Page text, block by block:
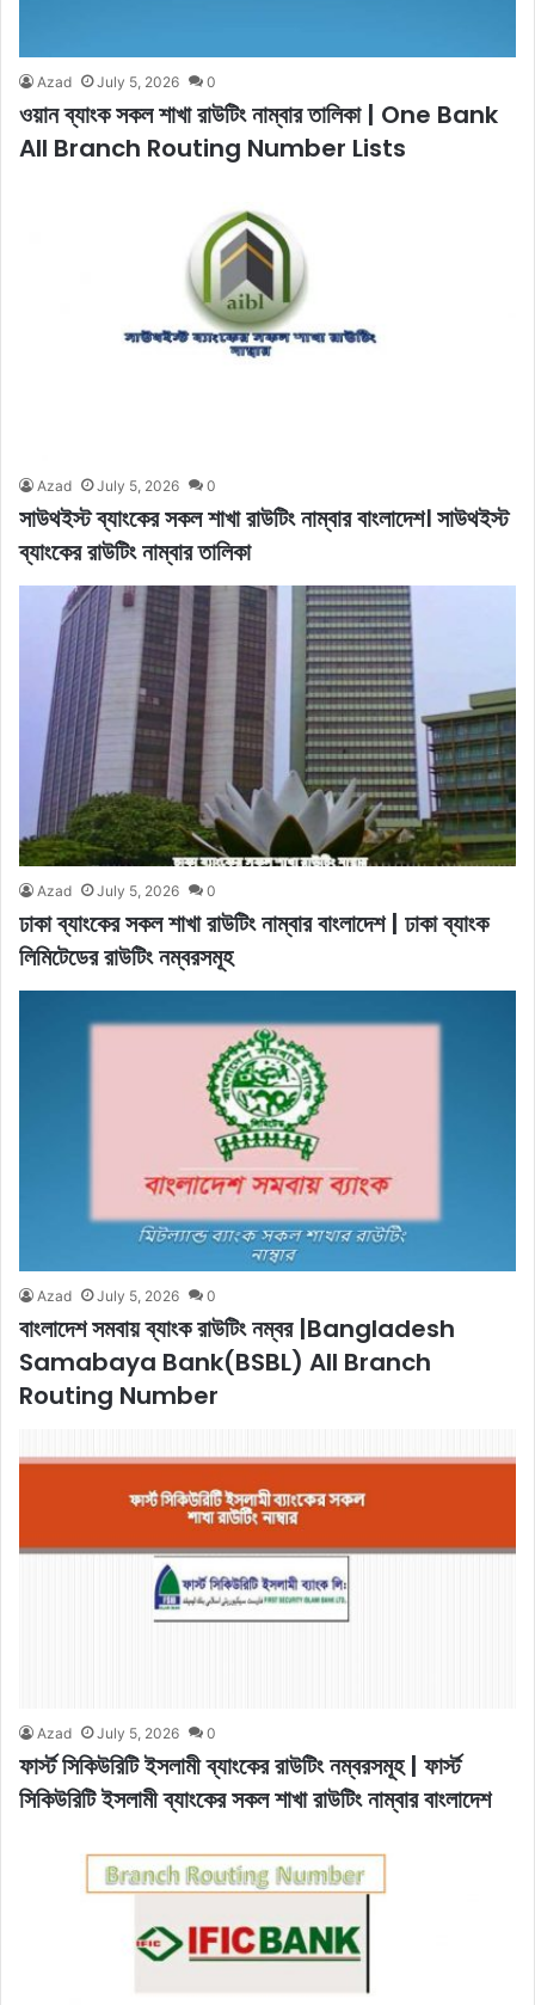
Azad July 5, 2026 0
ওয়ান ব্যাংক সকল শাখা রাউটিং নাম্বার তালিকা | One Bank
All Branch Routing Number Lists
Azad July 5, 2026 0
সাউথইস্ট ব্যাংকের সকল শাখা রাউটিং নাম্বার বাংলাদেশ। সাউথইস্ট
ব্যাংকের রাউটিং নাম্বার তালিকা
Azad July 5, 2026 0
ঢাকা ব্যাংকের সকল শাখা রাউটিং নাম্বার বাংলাদেশ | ঢাকা ব্যাংক
লিমিটেডের রাউটিং নম্বরসমূহ
Azad July 5, 2026 0
বাংলাদেশ সমবায় ব্যাংক রাউটিং নম্বর |Bangladesh
Samabaya Bank(BSBL) All Branch
Routing Number
Azad July 5, 2026 0
ফার্স্ট সিকিউরিটি ইসলামী ব্যাংকের রাউটিং নম্বরসমূহ | ফার্স্ট
সিকিউরিটি ইসলামী ব্যাংকের সকল শাখা রাউটিং নাম্বার বাংলাদেশ